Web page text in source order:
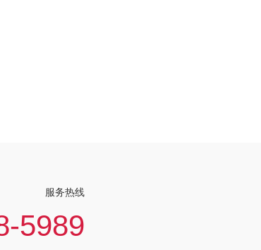
服务热线
5989